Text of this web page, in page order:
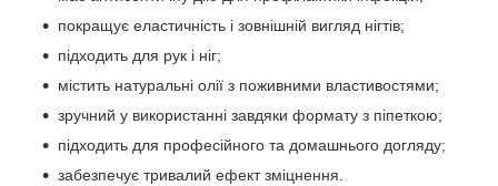
покращує еластичність і зовнішній вигляд нігтів;
підходить для рук і ніг;
містить натуральні олії з поживними властивостями;
зручний у використанні завдяки формату з піпеткою;
підходить для професійного та домашнього догляду;
забезпечує тривалий ефект зміцнення.